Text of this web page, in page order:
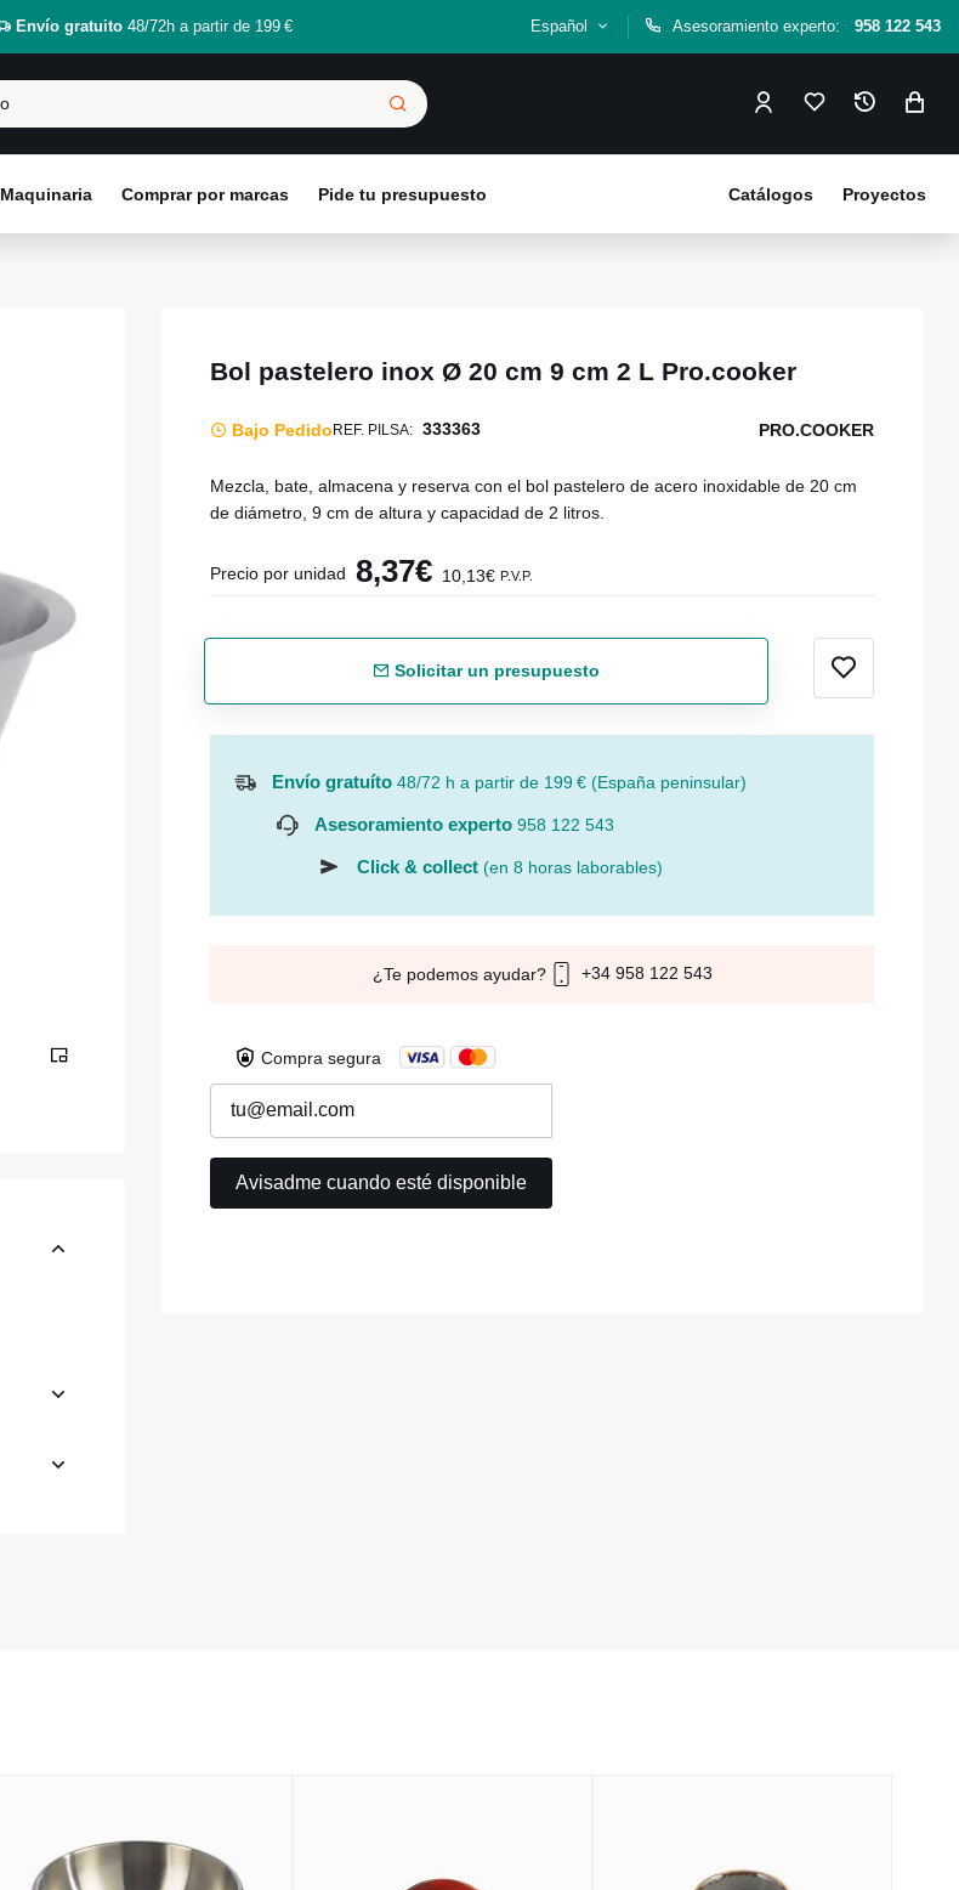
Envío gratuito48/72h a partir de 199 € Español Asesoramiento experto: 958 122 543
Maquinaria Comprar por marcas Pide tu presupuesto Proyectos
Catálogos
Bol pastelero inox Ø 20 cm 9 cm 2 L Pro.cooker
Bajo Pedido REF. PILSA: 333363 PRO.COOKER
Mezcla, bate, almacena y reserva con el bol pastelero de acero inoxidable de 20 cm
de diámetro, 9 cm de altura y capacidad de 2 litros.
Precio por unidad 8,37€ 10,13€ P.V.P.
Solicitar un presupuesto
Envío gratuíto 48/72 h a partir de 199 € (España peninsular)
Asesoramiento experto 958 122 543
Click & collect (en 8 horas laborables)
¿Te podemos ayudar? +34 958 122 543
Compra segura